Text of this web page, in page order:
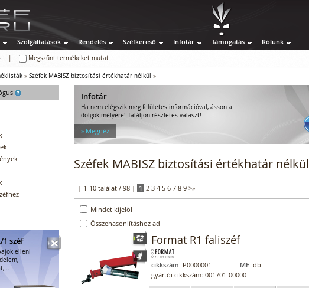
Szolgáltatások Rendelés Széfkereső Infotár Támogatás Rólunk
Megszűnt termékeket mutat
» Széfek MABISZ biztosítási értékhatár nélkül »
1 széf
elleni
Infotár
Ha nem elégszik meg felületes információval, ásson a
dolgok mélyére! Találjon részletes választ!
» Megnéz
Széfek MABISZ biztosítási értékhatár nélkül
| 1-10 találat / 98 | 1 2 3 4 5 6 7 8 9 >»
Mindet kijelöl
Összehasonlításhoz ad
Format R1 faliszéf
cikkszám: P0000001 ME: db
gyártói cikkszám: 001701-00000